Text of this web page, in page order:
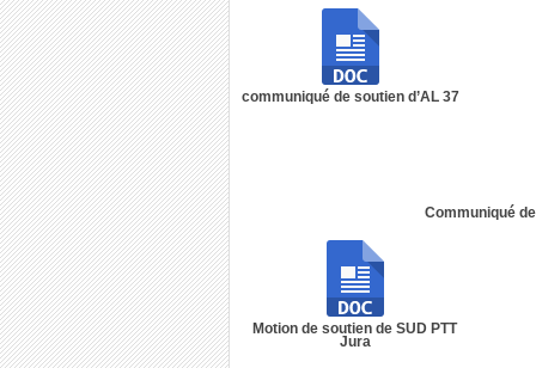
communiqué de soutien d’AL 37
Communiqué
Motion de soutien de SUD PTT
Jura